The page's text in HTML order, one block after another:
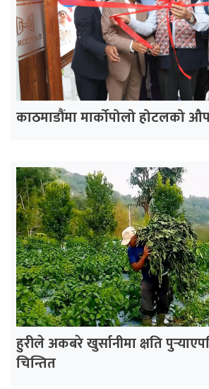
काठमाडौंमा मार्कोपोलो होटलको
हुरीले अकबरे खुर्सानीमा क्षति
चिन्तित